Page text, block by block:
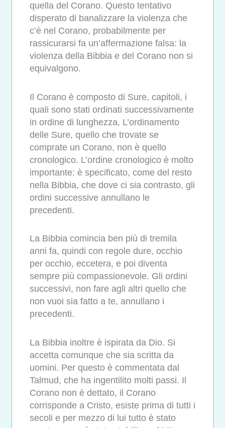
quella del Corano. Questo tentativo
disperato di banalizzare la violenza che
c’è nel Corano, probabilmente per
rassicurarsi fa un’affermazione falsa: la
violenza della Bibbia e del Corano non si
equivalgono.
Il Corano è composto di Sure, capitoli, i
quali sono stati ordinati successivamente
in ordine di lunghezza, L’ordinamento
delle Sure, quello che trovate se
comprate un Corano, non è quello
cronologico. L’ordine cronologico è molto
importante: è specificato, come del resto
nella Bibbia, che dove ci sia contrasto, gli
ordini successive annullano le
precedenti.
La Bibbia comincia ben più di tremila
anni fa, quindi con regole dure, occhio
per occhio, eccetera, e poi diventa
sempre più compassionevole. Gli ordini
successivi, non fare agli altri quello che
non vuoi sia fatto a te, annullano i
precedenti.
La Bibbia inoltre è ispirata da Dio. Si
accetta comunque che sia scritta da
uomini. Per questo è commentata dal
Talmud, che ha ingentilito molti passi. Il
Corano non è dettato, il Corano
corrisponde a Cristo, esiste prima di tutti i
secoli e per mezzo di lui tutto è stato